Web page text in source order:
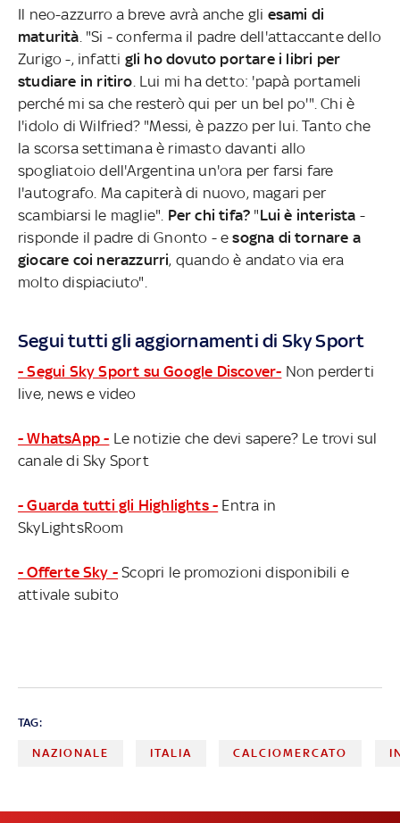
Il neo-azzurro a breve avrà anche gli esami di
maturità . "Si - conferma il padre dell'attaccante dello
Zurigo -, infatti gli ho dovuto portare i libri per
studiare in ritiro . Lui mi ha detto: 'papà portameli
perché mi sa che resterò qui per un bel po'". Chi è
l'idolo di Wilfried? "Messi, è pazzo per lui. Tanto che
la scorsa settimana è rimasto davanti allo
spogliatoio dell'Argentina un'ora per farsi fare
l'autografo. Ma capiterà di nuovo, magari per
scambiarsi le maglie". Per chi tifa? "Lui è interista -
risponde il padre di Gnonto - esogna di tornare a
giocare coi nerazzurri, quando è andato via era
molto dispiaciuto".
Segui tutti gli aggiornamenti di Sky Sport
- Segui Sky Sport su Google Discover- Non perderti
live, news e video
- WhatsApp - Le notizie che devi sapere? Le trovi sul
canale di Sky Sport
- Guarda tutti gli Highlights - Entra in
SkyLightsRoom
- Offerte Sky - Scopri le promozioni disponibili e
attivale subito
TAG:
NAZIONALE ITALIA CALCIOMERCATO